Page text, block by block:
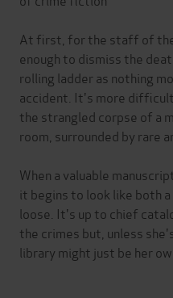
At first, for the staff of
enough to dismiss the
rolling ladder as nothing
accident. It's more
the strangled corpse of a
room, surrounded by rare
When a valuable
it begins to look like both
loose. It's up to chief
the crimes but, unless
library might just be her